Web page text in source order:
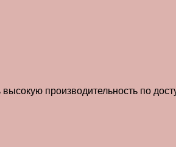
производительность по